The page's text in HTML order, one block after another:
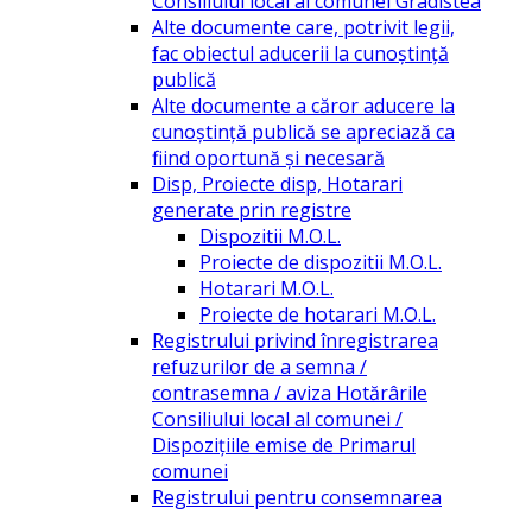
Alte documente care, potrivit legii,
fac obiectul aducerii la cunoștință
publică
Alte documente a căror aducere la
cunoștință publică se apreciază ca
fiind oportună și necesară
Disp, Proiecte disp, Hotarari
generate prin registre
Dispozitii M.O.L.
Proiecte de dispozitii M.O.L.
Hotarari M.O.L.
Proiecte de hotarari M.O.L.
Registrului privind înregistrarea
refuzurilor de a semna /
contrasemna / aviza Hotărârile
Consiliului local al comunei /
Dispozițiile emise de Primarul
comunei
Registrului pentru consemnarea